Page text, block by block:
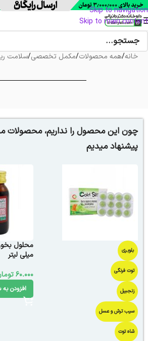
Skip to navigation
Skip to main content
خانه/همه محصولات/مکمل تخصصی/سلامت
چون این محصول را نداریم، محصولات
پیشنهاد میدیم
بلوبری
توت فرنگی
زنجبیل
سیب ترش و عسل
شاه توت
میلی لیتر
60.000
افزودن